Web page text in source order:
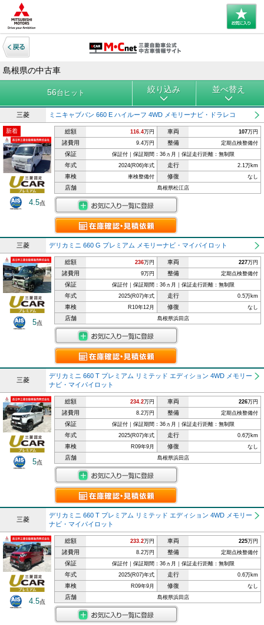
島根県の中古車
56台ヒット 絞り込み 並べ替え
三菱 ミニキャブバン 660 E ハイルーフ 4WD メモリーナビ・ドラレコ
新着
4.5点
総額 116.4万円 車両 107万円
諸費用 9.4万円 整備 定期点検整備付
保証 保証付｜保証期間：36ヵ月｜保証走行距離：無制限
年式 2024(R06)年式 走行 2.1万km
車検 車検整備付 修復 なし
店舗 島根県松江店
三菱 デリカミニ 660 G プレミアム メモリーナビ・マイパイロット
5点
総額 236万円 車両 227万円
諸費用 9万円 整備 定期点検整備付
保証 保証付｜保証期間：36ヵ月｜保証走行距離：無制限
年式 2025(R07)年式 走行 0.5万km
車検 R10年12月 修復 なし
店舗 島根県浜田店
三菱
デリカミニ 660 T プレミアム リミテッド エディション 4WD メモリー
ナビ・マイパイロット
5点
総額 234.2万円 車両 226万円
諸費用 8.2万円 整備 定期点検整備付
保証 保証付｜保証期間：36ヵ月｜保証走行距離：無制限
年式 2025(R07)年式 走行 0.6万km
車検 R09年9月 修復 なし
店舗 島根県浜田店
三菱
デリカミニ 660 T プレミアム リミテッド エディション 4WD メモリー
ナビ・マイパイロット
4.5点
総額 233.2万円 車両 225万円
諸費用 8.2万円 整備 定期点検整備付
保証 保証付｜保証期間：36ヵ月｜保証走行距離：無制限
年式 2025(R07)年式 走行 0.6万km
車検 R09年9月 修復 なし
店舗 島根県浜田店